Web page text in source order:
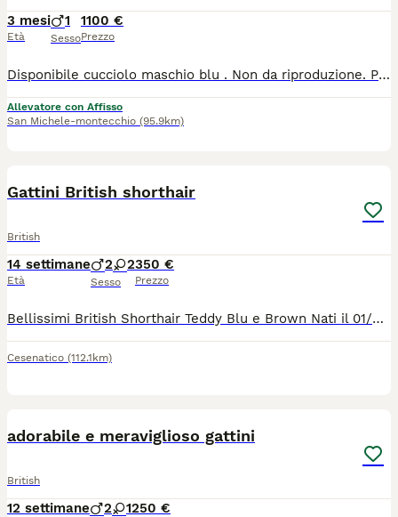
3 mesi
Età
1
Sesso
1100 €
Prezzo
Disponibile cucciolo maschio blu . Non da riproduzione. Pedigree fife, vaccini, microchip, test fiv/felv/hcm/pkd . Sverminato e controllato dal veterinario
Allevatore con Affisso
San Michele-montecchio (95.9km)
Gattini British shorthair
British
14 settimane
Età
2 2
Sesso
350 €
Prezzo
Bellissimi British Shorthair Teddy Blu e Brown Nati il 01/05/26. Pronti per l'adozione 26. Disponibilità aggiornate: o1 maschio Tabby brown mackerel o 2 femmine Tabby brown mackerel o 1 maschio Tabby grey mackere o1femmina Tabby blu ( Per chi non conosce i colori sono i tre neri tigrati marroni e quello con il manto grigio musetto tigrato e la femmina tutta grigia) Rilasciati con: Libretto sanitario Vaccinazione Sverminati e trattati contro pulci e parassiti. Senza pedigree, nati e cresciuti in casa Abituati alla : o lettiera o al tiragraffi o al trasportino o alle persone Molto affettuosi, socievoli e giocherelloni. ".....Sono irresistibile e molto ma moooolto coccolone quindi se non vuoi tanto affetto o... leccotti e... ronfatine sulla panzella mentre ti appisoli.... non faccio per te!"
Cesenatico (112.1km)
adorabile e meraviglioso gattini
British
12 settimane 2 1250 €